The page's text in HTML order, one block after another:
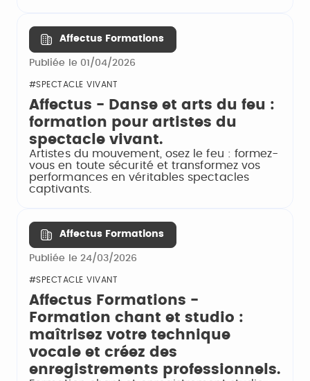
Affectus Formations
Publiée le 01/04/2026
#SPECTACLE VIVANT
Affectus - Danse et arts du feu :
formation pour artistes du
spectacle vivant.
Artistes du mouvement, osez le feu : formez-
vous en toute sécurité et transformez vos
performances en véritables spectacles
captivants.
Affectus Formations
Publiée le 24/03/2026
#SPECTACLE VIVANT
Affectus Formations -
Formation chant et studio :
maîtrisez votre technique
vocale et créez des
enregistrements professionnels.